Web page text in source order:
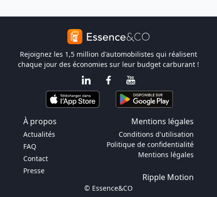
Rejoignez les 1,5 million d'automobilistes qui réalisent
chaque jour des économies sur leur budget carburant !
À propos Mentions légales
Actualités
FAQ
Contact
Presse
Conditions d'utilisation
Politique de confidentialité
Mentions légales
Ripple Motion
© Essence&CO